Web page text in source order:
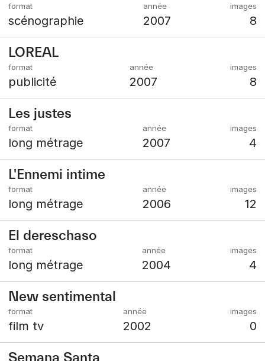
scénographie 2007 8
LOREAL
publicité 2007 8
Les justes
long métrage 2007 4
L'Ennemi intime
long métrage 2006 12
El dereschaso
long métrage 2004 4
New sentimental
film tv 2002 0
Semana Santa